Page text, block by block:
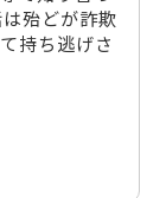
殆どが詐欺
持ち逃げさ